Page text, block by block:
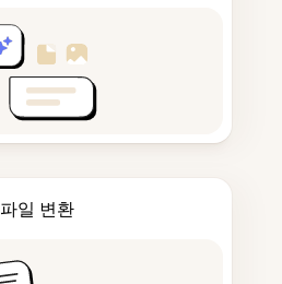
파일 변환